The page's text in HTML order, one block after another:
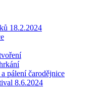
18.2.2024
pálení čarodějnice
8.6.2024